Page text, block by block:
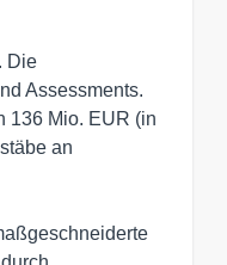
Die
Assessments.
136 Mio. EUR (in
an